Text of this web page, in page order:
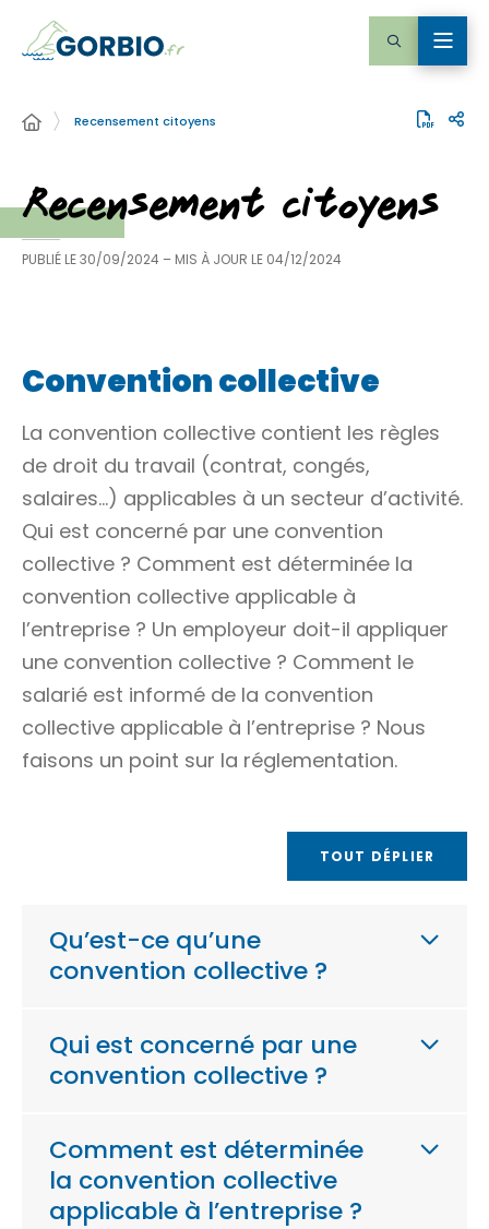
Recensement citoyens
Recensement citoyens
PUBLIÉ LE30/09/2024 – MIS À JOUR LE 04/12/2024
Convention collective
La convention collective contient les règles
de droit du travail (contrat, congés,
salaires…) applicables à un secteur d’activité.
Qui est concerné par une convention
collective ? Comment est déterminée la
convention collective applicable à
l’entreprise ? Un employeur doit-il appliquer
une convention collective ? Comment le
salarié est informé de la convention
collective applicable à l’entreprise ? Nous
faisons un point sur la réglementation.
TOUT DÉPLIER
Qu’est-ce qu’une
convention collective ?
Qui est concerné par une
convention collective ?
Comment est déterminée
la convention collective
applicable à l’entreprise ?